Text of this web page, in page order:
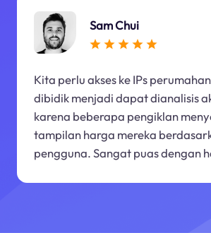
Sam Chui
Kita perlu akses ke IPs
dibidik menjadi dapat dianalisis
karena beberapa pengiklan
tampilan harga mereka
pengguna. Sangat puas dengan